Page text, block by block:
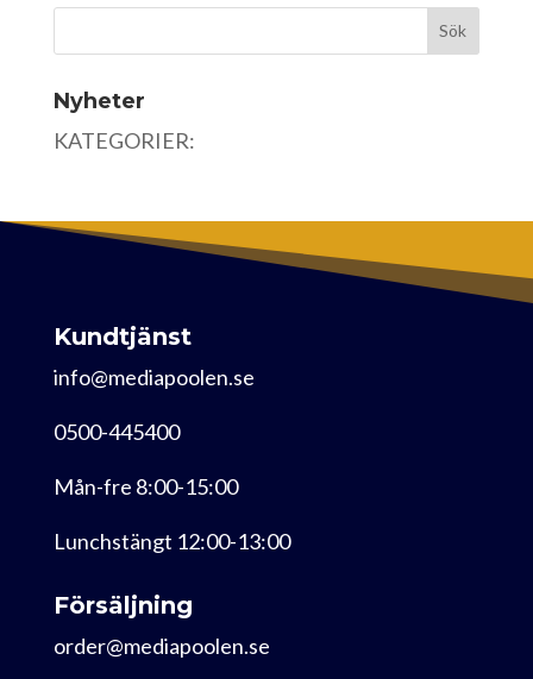
Nyheter
KATEGORIER:
Kundtjänst
info@mediapoolen.se
0500-445400
Mån-fre 8:00-15:00
Lunchstängt 12:00-13:00
Försäljning
order@mediapoolen.se